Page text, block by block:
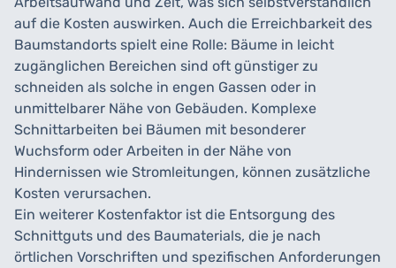
auf die Kosten auswirken. Auch die Erreichbarkeit des
Baumstandorts spielt eine Rolle: Bäume in leicht
zugänglichen Bereichen sind oft günstiger zu
schneiden als solche in engen Gassen oder in
unmittelbarer Nähe von Gebäuden. Komplexe
Schnittarbeiten bei Bäumen mit besonderer
Wuchsform oder Arbeiten in der Nähe von
Hindernissen wie Stromleitungen, können zusätzliche
Kosten verursachen.
Ein weiterer Kostenfaktor ist die Entsorgung des
Schnittguts und des Baumaterials, die je nach
örtlichen Vorschriften und spezifischen Anforderungen